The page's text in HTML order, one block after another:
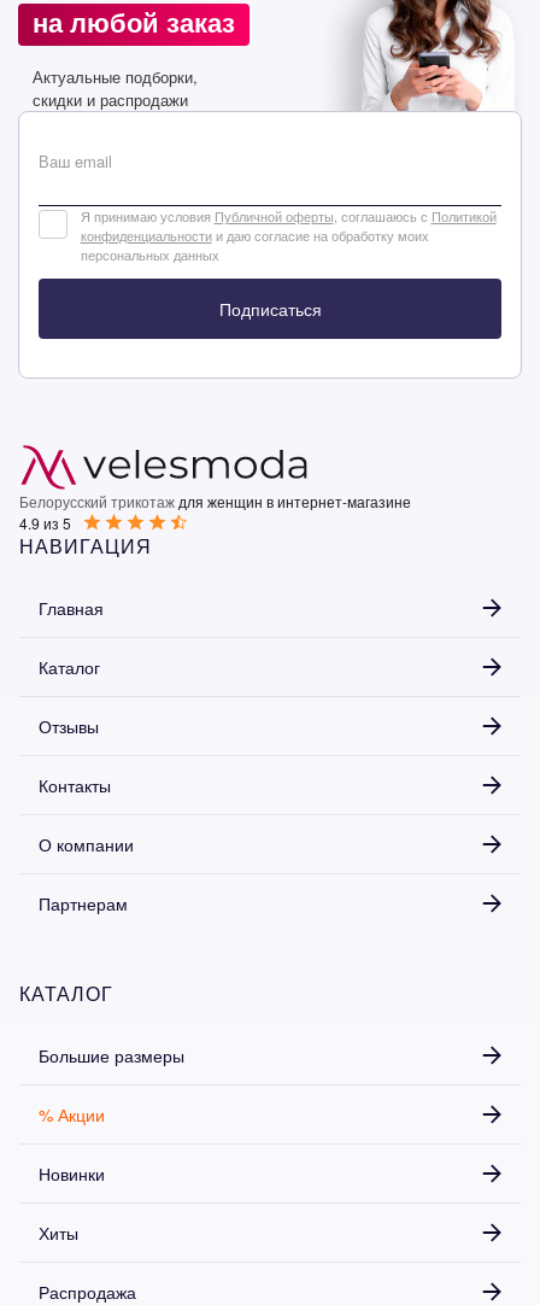
на любой заказ
Актуальные подборки,
скидки и распродажи
Ваш email
Я принимаю условия Публичной оферты , соглашаюсь с Политикой
конфиденциальностии даю согласие на обработку моих
персональных данных
Подписаться
Белорусский трикотаж для женщин в интернет-магазине
4.9 из 5
НАВИГАЦИЯ
Главная
Каталог
Отзывы
Контакты
О компании
Партнерам
КАТАЛОГ
Большие размеры
% Акции
Новинки
Хиты
Распродажа